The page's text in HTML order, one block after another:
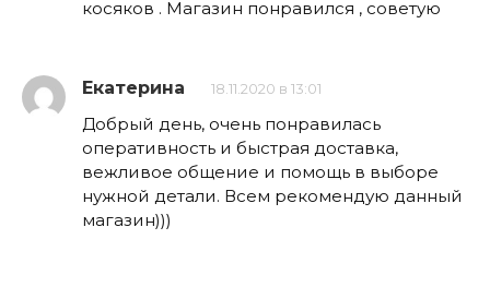
косяков . Магазин понравился , советую
Екатерина 18.11.2020 в 13:01
Добрый день, очень понравилась
оперативность и быстрая доставка,
вежливое общение и помощь в выборе
нужной детали. Всем рекомендую данный
магазин)))